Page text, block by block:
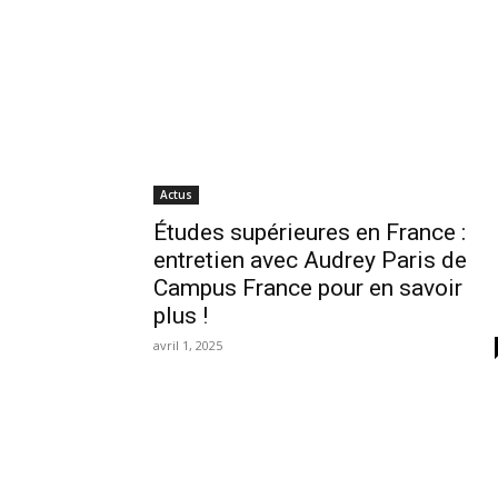
Actus
Études supérieures en France :
entretien avec Audrey Paris de
Campus France pour en savoir
plus !
avril 1, 2025